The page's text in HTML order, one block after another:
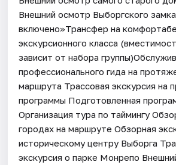
Внешний осмотр Выборгского
включено»Трансфер на
экскурсионного класса
зависит от набора
профессионального гида на
маршрута Трассовая экскурсия на
программы Подготовленная
Организация тура по таймингу
городах на маршруте Обзорная
историческому центру Выборга
экскурсия о парке Монрепо